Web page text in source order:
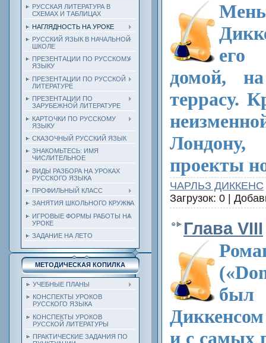
РУССКАЯ ЛИТЕРАТУРА В
СХЕМАХ И ТАБЛИЦАХ
НАГЛЯДНОСТЬ НА УРОКЕ
РУССКИЙ ЯЗЫК В НАЧАЛЬНОЙ
ШКОЛЕ
ПРЕЗЕНТАЦИИ ПО РУССКОМУ
ЯЗЫКУ
ПРЕЗЕНТАЦИИ ПО РУССКОЙ
ЛИТЕРАТУРЕ
ПРЕЗЕНТАЦИИ ПО
ЗАРУБЕЖНОЙ ЛИТЕРАТУРЕ
КАРТОЧКИ ПО РУССКОМУ
ЯЗЫКУ
СКАЗОЧНЫЙ РУССКИЙ ЯЗЫК
ЗНАКОМЬТЕСЬ: ИМЯ
ЧИСЛИТЕЛЬНОЕ
ВИДЫ РАЗБОРА НА УРОКАХ
РУССКОГО ЯЗЫКА
ПРОФИЛЬНЫЙ КЛАСС
ЗАНЯТИЯ ШКОЛЬНОГО КРУЖКА
ИГРОВЫЕ ФОРМЫ РАБОТЫ НА
УРОКЕ
ЗАДАНИЕ НА ЛЕТО
МЕТОДИЧЕСКАЯ КОПИЛКА
УЧЕБНЫЕ ПЛАНЫ
КОНСПЕКТЫ УРОКОВ
РУССКОГО ЯЗЫКА
КОНСПЕКТЫ УРОКОВ
РУССКОЙ ЛИТЕРАТУРЫ
ПРАКТИЧЕСКИЕ ЗАДАНИЯ ПО
его
домой,
террасу.
проекты
ЧАРЛЬЗ ДИККЕНС
Загрузок: 0 |
Глава VIII
Диккенсом
и с самых